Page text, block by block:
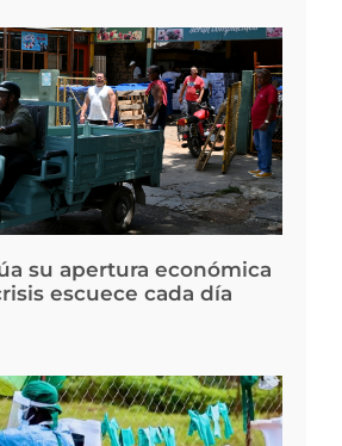
su apertura económica
escuece cada día